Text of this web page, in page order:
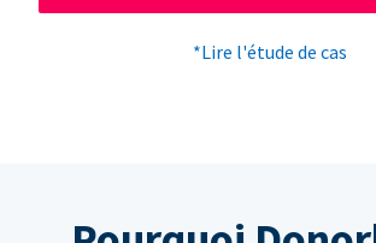
*Lire l'étude de cas